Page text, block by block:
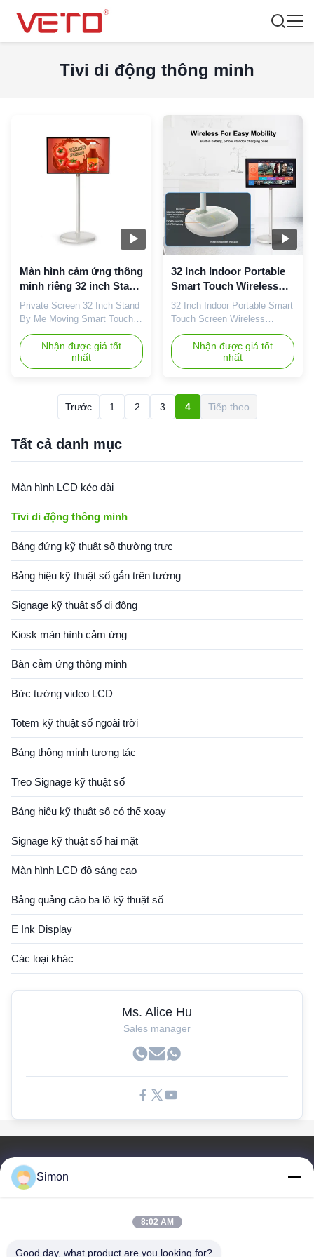
Tivi di động thông minh
Màn hình cảm ứng thông
minh riêng 32 inch Stand
by me
Private Screen 32 Inch Stand
By Me Moving Smart Touch
Screen 1920*1080 Ips
Battery-Powered Rotatable
Gaming Monitor Features:
Bulit-in battery and five
monitor blurs the boundaries
between TV, tablet, monitor,
battery and five wheels in the
base...
Nhận được giá tốt
nhất
32 Inch Indoor Portable
Smart Touch Wireless
Android LCD màn hình
quay với pin sạc cơ sở
32 Inch Indoor Portable Smart
Touch Screen Wireless
Android LCD Rotatable
Display with Rechargeable
Battery Moveable Stand By
Me Feature 1.Blurring the line
tablet, this touch screen
display frees you from power
Nhận được giá tốt
nhất
Trước 1 2 3 4 Tiếp theo
Tất cả danh mục
Màn hình LCD kéo dài
Tivi di động thông minh
Bảng đứng kỹ thuật số thường trực
Bảng hiệu kỹ thuật số gắn trên tường
Signage kỹ thuật số di động
Kiosk màn hình cảm ứng
Bàn cảm ứng thông minh
Bức tường video LCD
Totem kỹ thuật số ngoài trời
Bảng thông minh tương tác
Treo Signage kỹ thuật số
Bảng hiệu kỹ thuật số có thể xoay
Signage kỹ thuật số hai mặt
Màn hình LCD độ sáng cao
Bảng quảng cáo ba lô kỹ thuật số
E Ink Display
Các loại khác
Ms. Alice Hu
Sales manager
Video
Simon
8:02 AM
Good day, what product are you looking for?